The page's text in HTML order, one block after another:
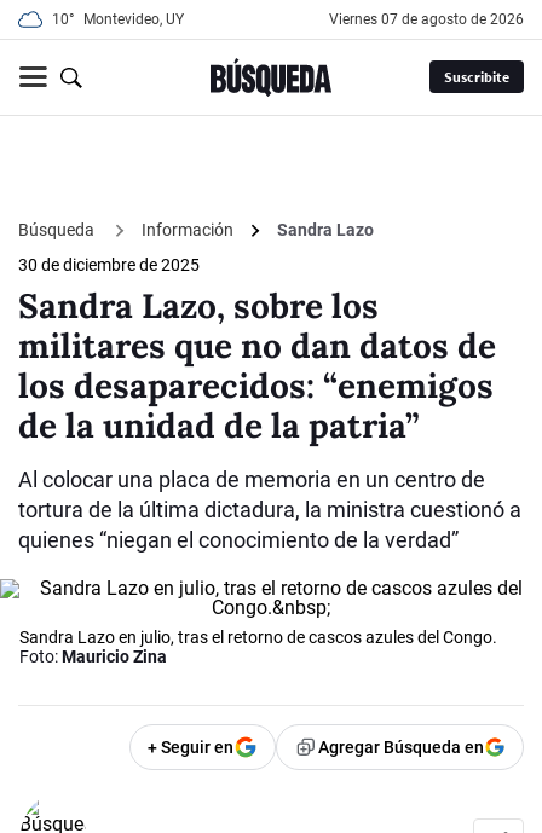
10° Montevideo, UY viernes 07 de agosto de 2026
Suscribite
Búsqueda Información
Sandra Lazo
30 de diciembre de 2025
Sandra Lazo, sobre los
militares que no dan datos de
los desaparecidos: “enemigos
de la unidad de la patria”
Al colocar una placa de memoria en un centro de
tortura de la última dictadura, la ministra cuestionó a
quienes “niegan el conocimiento de la verdad”
Sandra Lazo en julio, tras el retorno de cascos azules del Congo.
Foto:Mauricio Zina
+ Seguir en Agregar Búsqueda en